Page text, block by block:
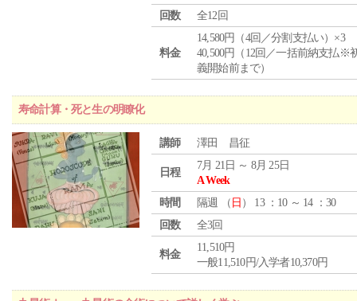
回数
全12回
料金
14,580円（4回／分割支払い）×3
40,500円（12回／一括前納支払※
義開始前まで）
寿命計算・死と生の明瞭化
講師 澤田 昌征
日程
7月 21日 ～ 8月 25日
A Week
時間
隔週 （ 日 ） 13 ：10 ～ 14 ：30
回数
全3回
料金
11,510円
一般11,510円/入学者10,370円